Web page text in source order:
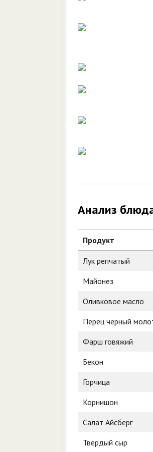
Анализ
Продукт
Лук репчатый
Майонез
Оливковое масло
Перец черный
Фарш говяжий
Бекон
Горчица
Корнишон
Салат Айсберг
Твердый сыр